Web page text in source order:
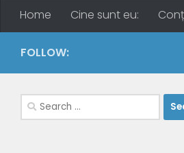
Home Cine sunt eu:
FOLLOW:
Search
for: